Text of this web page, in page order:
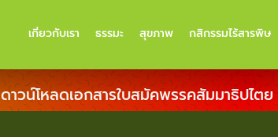
เกี่ยวกับเรา ธรรมะ สุขภาพ กสิกรรมไร้สารพิษ
ดาวน์โหลดเอกสารใบสมัคพรรคสัมมาธิปไตย